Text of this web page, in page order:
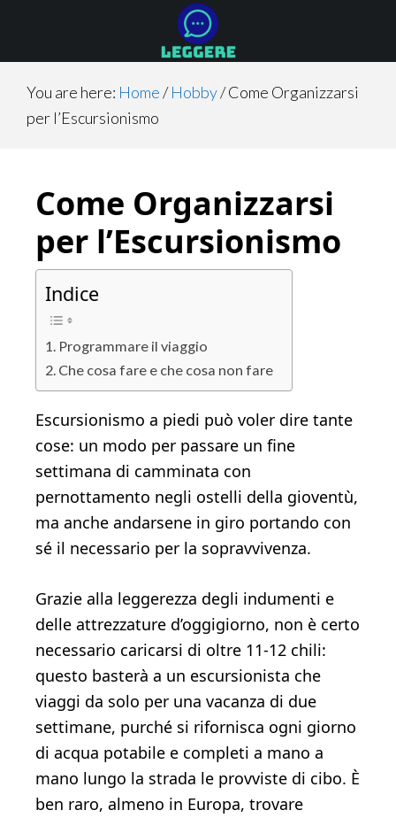
main
content
primary
sidebar
footer
You are here: Home/ Hobby/Come Organizzarsi
per l’Escursionismo
Come Organizzarsi
per l’Escursionismo
Indice
Programmare il viaggio
Che cosa fare e che cosa non fare
Escursionismo a piedi può voler dire tante
cose: un modo per passare un fine
settimana di camminata con
pernottamento negli ostelli della gioventù,
ma anche andarsene in giro portando con
sé il necessario per la sopravvivenza.
Grazie alla leggerezza degli indumenti e
delle attrezzature d’oggigiorno, non è certo
necessario caricarsi di oltre 11-12 chili:
questo basterà a un escursionista che
viaggi da solo per una vacanza di due
settimane, purché si rifornisca ogni giorno
di acqua potabile e completi a mano a
mano lungo la strada le provviste di cibo. È
ben raro, almeno in Europa, trovare